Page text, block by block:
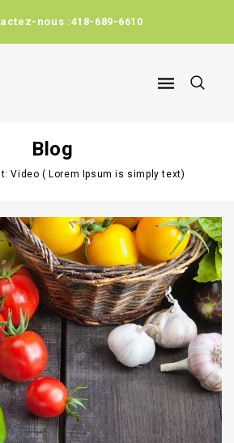
nous :418-689-6610
Blog
Video ( Lorem Ipsum is simply text)